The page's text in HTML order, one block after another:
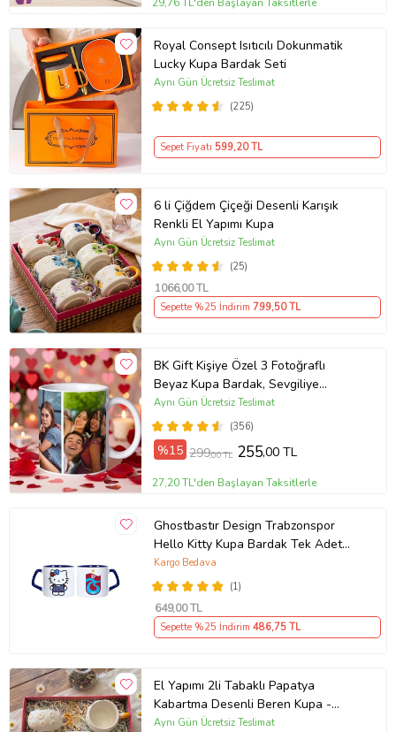
29,76 TL'den Başlayan Taksitlerle
Royal Consept Isıtıcılı Dokunmatik
Lucky Kupa Bardak Seti
(225)
Aynı Gün Ücretsiz Teslimat
Sepet Fiyatı 599,20 TL
6 li Çiğdem Çiçeği Desenli Karışık
Renkli El Yapımı Kupa
(25)
Aynı Gün Ücretsiz Teslimat
1066,00 TL
Sepette %25 İndirim 799,50 TL
BK Gift Kişiye Özel 3 Fotoğraflı
Beyaz Kupa Bardak, Sevgiliye
Hediye, Arkadaşa Hediye
(356)
Aynı Gün Ücretsiz Teslimat
%15 299,00 TL 255,00 TL
27,20 TL'den Başlayan Taksitlerle
Ghostbastır Design Trabzonspor
Hello Kitty Kupa Bardak Tek Adet
089
(1)
Kargo Bedava
649,00 TL
Sepette %25 İndirim 486,75 TL
El Yapımı 2li Tabaklı Papatya
Kabartma Desenli Beren Kupa -
Seviyor Sevmiyor
Aynı Gün Ücretsiz Teslimat